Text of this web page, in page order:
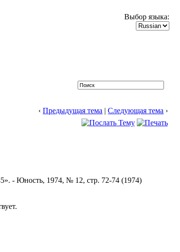
Выбор языка:
‹Предыдущая тема |Следующая тема ›
- Юность, 1974, № 12, стр. 72-74 (1974)